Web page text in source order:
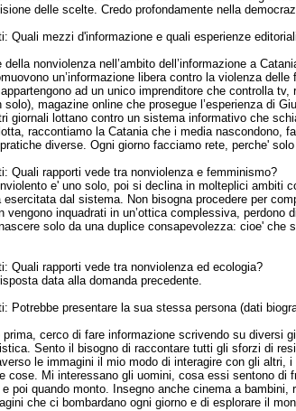
delle scelte. Credo profondamente nella
Quali mezzi d'informazione e quali esperienze
della nonviolenza nell’ambito dell’informazione a
un’informazione libera contro la violenza
ad un unico imprenditore che controlla
magazine online che prosegue l’esperienza di
giornali lottano contro un sistema informativo che
raccontiamo la Catania che i media
diverse. Ogni giorno facciamo rete, perche'
Quali rapporti vede tra nonviolenza e femminismo?
e' uno solo, poi si declina in molteplici ambiti
dal sistema. Non bisogna procedere per
vengono inquadrati in un’ottica complessiva,
solo da una duplice consapevolezza: cioe'
Quali rapporti vede tra nonviolenza ed ecologia?
data alla domanda precedente.
Potrebbe presentare la sua stessa persona (dati
cerco di fare informazione scrivendo su
Sento il bisogno di raccontare tutti gli sforzi di
le immagini il mio modo di interagire con gli
cose. Mi interessano gli uomini, cosa essi sentono
poi quando monto. Insegno anche cinema a
che ci bombardano ogni giorno e di esplorare il